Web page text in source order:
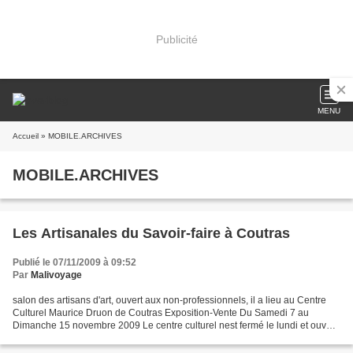
Publicité
MENU
Accueil » MOBILE.ARCHIVES
MOBILE.ARCHIVES
Les Artisanales du Savoir-faire à Coutras
Publié le 07/11/2009 à 09:52
Par Malivoyage
salon des artisans d'art, ouvert aux non-professionnels, il a lieu au Centre
Culturel Maurice Druon de Coutras Exposition-Vente Du Samedi 7 au
Dimanche 15 novembre 2009 Le centre culturel nest fermé le lundi et ouvert